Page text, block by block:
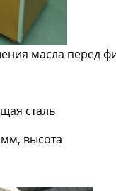
масла перед
сталь
высота